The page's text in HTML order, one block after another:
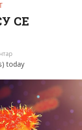
СЕ
today